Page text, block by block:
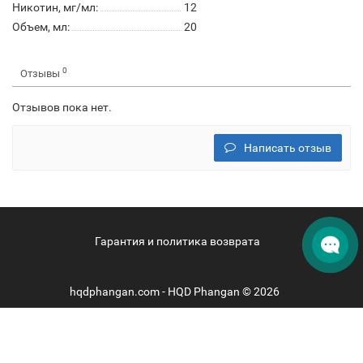
Никотин, мг/мл:
12
Объем, мл:
20
Отзывы 0
Отзывов пока нет.
Написать отзыв
Гарантия и политика возврата
hqdphangan.com - HQD Phangan © 2026